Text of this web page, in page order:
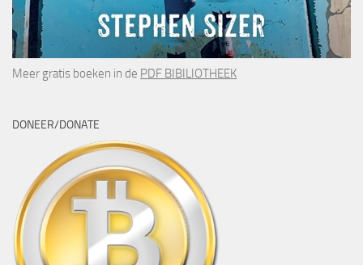
Meer gratis boeken in de PDF BIBILIOTHEEK
DONEER/DONATE